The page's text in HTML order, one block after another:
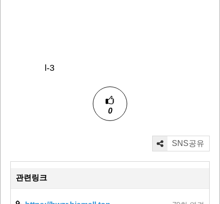
l-3
0
SNS공유
관련링크